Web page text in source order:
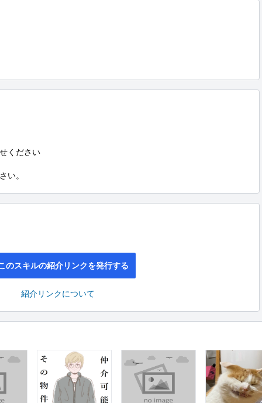
ください
い。
のスキルの紹介リンクを発行する
紹介リンクについて